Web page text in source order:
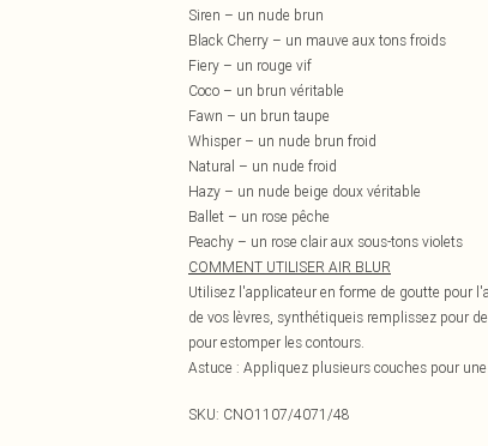
Siren – un nude brun
Black Cherry – un mauve aux tons froids
Fiery – un rouge vif
Coco – un brun véritable
Fawn – un brun taupe
Whisper – un nude brun froid
Natural – un nude froid
Hazy – un nude beige doux véritable
Ballet – un rose pêche
Peachy – un rose clair aux sous-tons violets
COMMENT UTILISER AIR BLUR
Utilisez l'applicateur en forme de goutte pour
de vos lèvres, synthétiqueis remplissez pour
pour estomper les contours.
Astuce : Appliquez plusieurs couches pour
SKU: CNO1107/4071/48